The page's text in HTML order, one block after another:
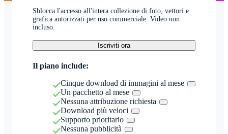
Sblocca l'accesso all'intera collezione di foto, vettori e
grafica autorizzati per uso commerciale. Video non
incluso.
Iscriviti ora
Il piano include:
Cinque download di immagini al mese
Un pacchetto al mese
Nessuna attribuzione richiesta
Download più veloci
Supporto prioritario
Nessuna pubblicità